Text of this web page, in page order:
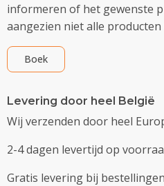
informeren of het gewenste
aangezien niet alle
Boek
Levering door heel België
Wij verzenden door heel
2-4 dagen levertijd op
Gratis levering bij